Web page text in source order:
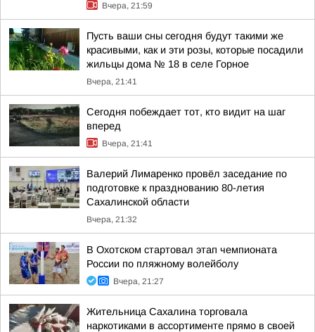
Вчера, 21:59
Пусть ваши сны сегодня будут такими же
красивыми, как и эти розы, которые посадили
жильцы дома № 18 в селе Горное
Вчера, 21:41
Сегодня побеждает тот, кто видит на шаг
вперед
Вчера, 21:41
Валерий Лимаренко провёл заседание по
подготовке к празднованию 80-летия
Сахалинской области
Вчера, 21:32
В Охотском стартовал этап чемпионата
России по пляжному волейболу
Вчера, 21:27
Жительница Сахалина торговала
наркотиками в ассортименте прямо в своей